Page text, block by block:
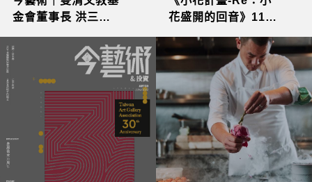
金會董事長 洪三雄
當代美術館
花盛開的回音》11組
藝術跨界，高雄金馬
賓館開展 首創EP即
門票，更有虛擬
AR「音花」彩蛋